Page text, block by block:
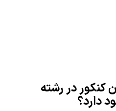
کنکور در رشته
دارد؟